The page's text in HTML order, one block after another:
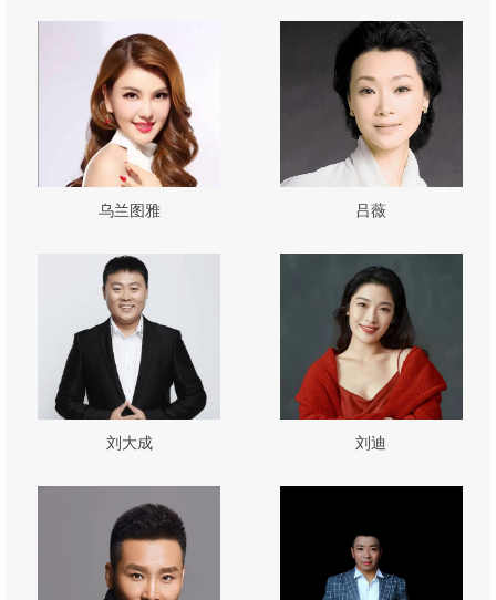
乌兰图雅 吕薇
刘大成 刘迪